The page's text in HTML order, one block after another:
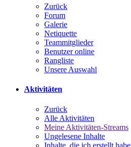
Zurück
Forum
Galerie
Netiquette
Teammitglieder
Benutzer online
Rangliste
Unsere Auswahl
Aktivitäten
Zurück
Alle Aktivitäten
Meine Aktivitäten-Streams
Ungelesene Inhalte
Inhalte, die ich erstellt habe